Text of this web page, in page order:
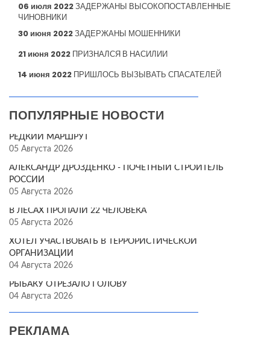
06 июля 2022ЗАДЕРЖАНЫ ВЫСОКОПОСТАВЛЕННЫЕ
ЧИНОВНИКИ
30 июня 2022ЗАДЕРЖАНЫ МОШЕННИКИ
21 июня 2022 ПРИЗНАЛСЯ В НАСИЛИИ
14 июня 2022 ПРИШЛОСЬ ВЫЗЫВАТЬ СПАСАТЕЛЕЙ
ПОПУЛЯРНЫЕ НОВОСТИ
РЕДКИЙ МАРШРУТ
05 Августа 2026
АЛЕКСАНДР ДРОЗДЕНКО - ПОЧЁТНЫЙ СТРОИТЕЛЬ
РОССИИ
05 Августа 2026
В ЛЕСАХ ПРОПАЛИ 22 ЧЕЛОВЕКА
05 Августа 2026
ХОТЕЛ УЧАСТВОВАТЬ В ТЕРРОРИСТИЧЕСКОЙ
ОРГАНИЗАЦИИ
04 Августа 2026
РЫБАКУ ОТРЕЗАЛО ГОЛОВУ
04 Августа 2026
РЕКЛАМА